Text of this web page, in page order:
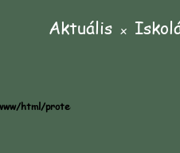
Aktuális
html/protected/view/web/inc/